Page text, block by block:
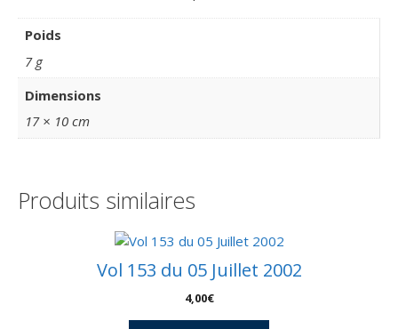
Poids
7 g
Dimensions
17 × 10 cm
Produits similaires
Vol 153 du 05 Juillet 2002
4,00€